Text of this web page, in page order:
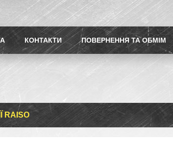
КОНТАКТИ ПОВЕРНЕННЯ ТА ОБМІМ
RAISO